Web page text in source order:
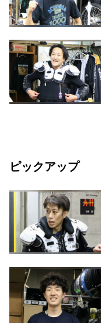
ピックアップ